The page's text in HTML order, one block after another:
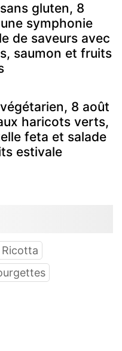
gluten, 8
symphonie
de saveurs avec
saumon et fruits
8 août
haricots verts,
feta et salade
estivale
Ricotta